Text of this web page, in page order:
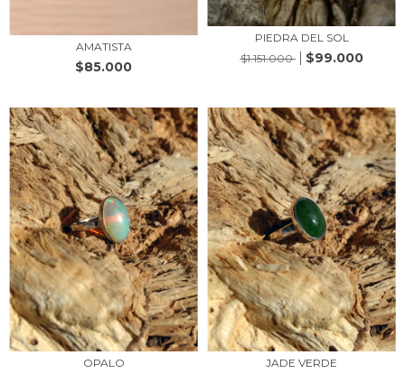
AMATISTA
$85.000
PIEDRA DEL SOL
$1.151.000
$99.000
OPALO JADE VERDE